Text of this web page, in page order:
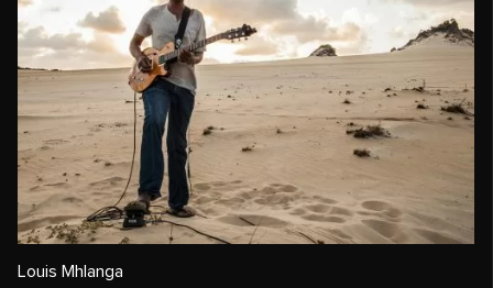
Louis Mhlanga